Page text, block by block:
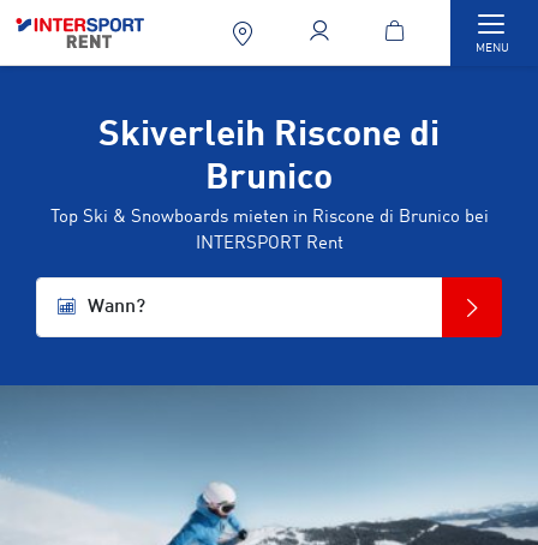
MENU
Skiverleih Riscone di
Brunico
Top Ski & Snowboards mieten in Riscone di Brunico bei
INTERSPORT Rent
Wann?